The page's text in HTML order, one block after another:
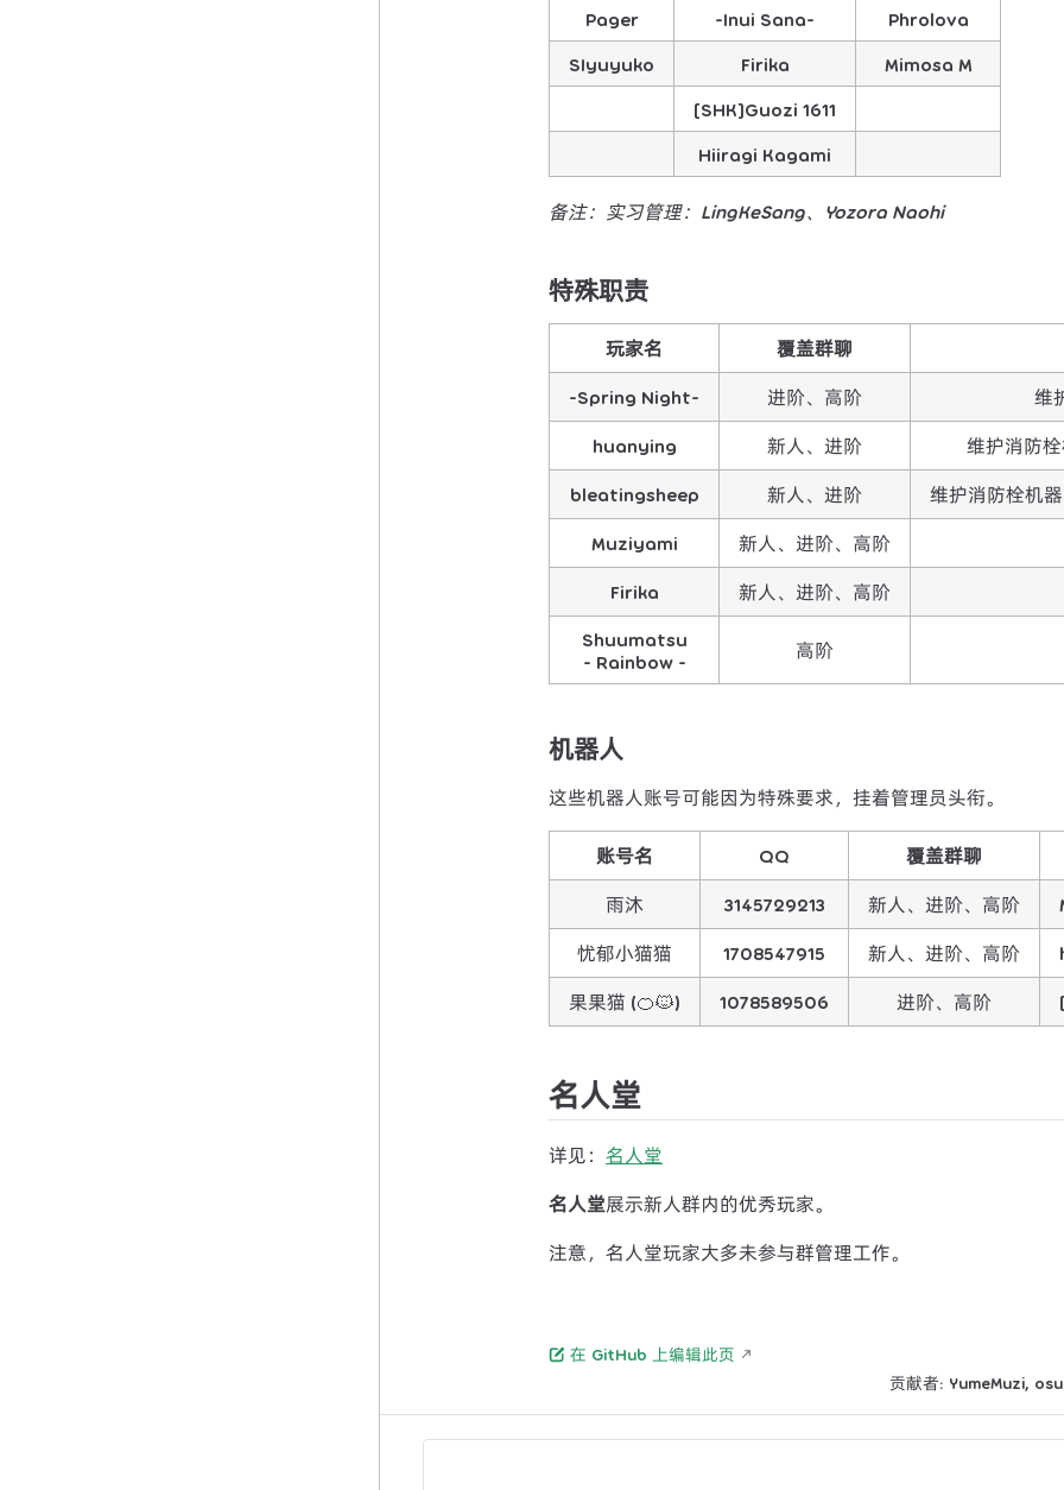
Pager
-Inui Sana-
Phrolova
SIyuyuko
Firika
Mimosa M
[SHK]Guozi 1611
Hiiragi Kagami
备注：实习管理：LingKeSang、Yozora Naohi
特殊职责
玩家名 覆盖群聊
-Spring Night- 进阶、高阶 维
huanying 新人、进阶 维护消防
bleatingsheep 新人、进阶 维护消防栓机
Muziyami 新人、进阶、高阶
Firika 新人、进阶、高阶
Shuumatsu
- Rainbow -
高阶
机器人
这些机器人账号可能因为特殊要求，挂着管理员头衔。
账号名 QQ 覆盖群聊
雨沐 3145729213 新人、进阶、高阶
忧郁小猫猫 1708547915 新人、进阶、高阶
果果猫 (🍊🐱) 1078589506 进阶、高阶
名人堂
详见： 名人堂
名人堂展示新人群内的优秀玩家。
注意，名人堂玩家大多未参与群管理工作。
在 GitHub 上编辑此页
贡献者: YumeMuzi,